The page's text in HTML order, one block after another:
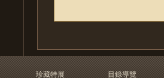
珍藏特展
目錄導覽